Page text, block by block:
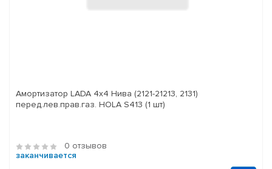
Амортизатор LADA 4x4 Нива (2121-21213, 2131)
перед.лев.прав.газ. HOLA S413 (1 шт)
0 отзывов
заканчивается